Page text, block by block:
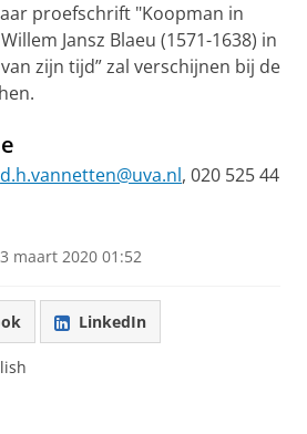
proefschrift "Koopman in
Jansz Blaeu (1571-1638) in
zijn tijd” zal verschijnen bij de
d.h.vannetten@uva.nl, 020 525 44
maart 2020 01:52
LinkedIn